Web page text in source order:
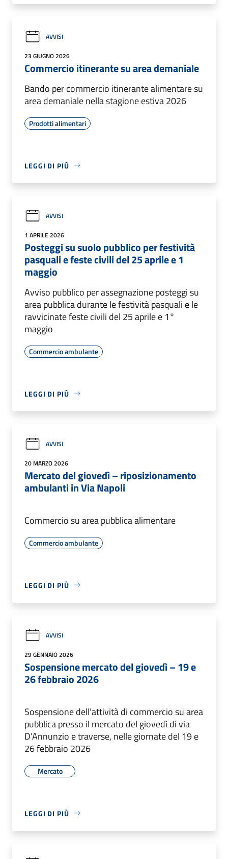
AVVISI
23 GIUGNO 2026
Commercio itinerante su area demaniale
Bando per commercio itinerante alimentare su
area demaniale nella stagione estiva 2026
Prodotti alimentari
LEGGI DI PIÙ
AVVISI
1 APRILE 2026
Posteggi su suolo pubblico per festività
pasquali e feste civili del 25 aprile e 1
maggio
Avviso pubblico per assegnazione posteggi su
area pubblica durante le festività pasquali e le
ravvicinate feste civili del 25 aprile e 1°
maggio
Commercio ambulante
LEGGI DI PIÙ
AVVISI
20 MARZO 2026
Mercato del giovedì – riposizionamento
ambulanti in Via Napoli
Commercio su area pubblica alimentare
Commercio ambulante
LEGGI DI PIÙ
AVVISI
29 GENNAIO 2026
Sospensione mercato del giovedì – 19 e
26 febbraio 2026
Sospensione dell’attività di commercio su area
pubblica presso il mercato del giovedì di via
D’Annunzio e traverse, nelle giornate del 19 e
26 febbraio 2026
Mercato
LEGGI DI PIÙ